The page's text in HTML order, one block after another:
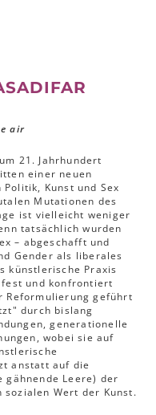
air
21. Jahrhundert
einer neuen
Kunst und Sex
Mutationen des
ist vielleicht weniger
tatsächlich wurden
– abgeschafft und
Gender als liberales
künstlerische Praxis
und konfrontiert
Reformulierung geführt
durch bislang
generationelle
wobei sie auf
anstatt auf die
Leere) der
Wert der Kunst.